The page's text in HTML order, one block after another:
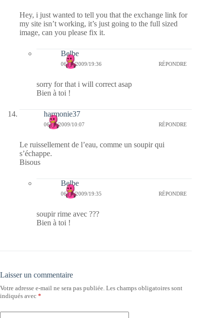
Hey, i just wanted to tell you that the exchange link for
my site isn’t working, it’s just going to the full sized
image, can you please fix it.
Belbe
06/10/2009/19:36 RÉPONDRE
sorry for that i will correct asap
Bien à toi !
harmonie37
06/10/2009/10:07 RÉPONDRE
Le ruissellement de l’eau, comme un soupir qui
s’échappe.
Bisous
Belbe
06/10/2009/19:35 RÉPONDRE
soupir rime avec ???
Bien à toi !
Laisser un commentaire
Votre adresse e-mail ne sera pas publiée. Les champs obligatoires sont
indiqués avec *